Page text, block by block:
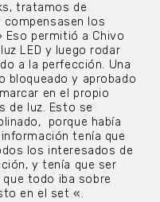
tratamos de
compensasen los
permitió a Chivo
LED y luego rodar
a la perfección. Una
bloqueado y aprobado
en el propio
de luz. Esto se
porque había
tenía que
los interesados de
y tenía que ser
todo iba sobre
en el set «.